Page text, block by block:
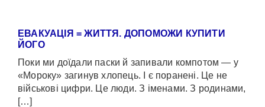
ЕВАКУАЦІЯ = ЖИТТЯ. ДОПОМОЖИ КУПИТИ
ЙОГО
Поки ми доїдали паски й запивали компотом — у
«Мороку» загинув хлопець. І є поранені. Це не
військові цифри. Це люди. З іменами. З родинами,
[…]